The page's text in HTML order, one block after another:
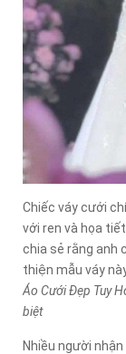
Chiếc váy cưới
với ren và họa
chia sẻ rằng anh
thiện mẫu váy
Áo Cưới Đẹp Tuy
biệt
Nhiều người